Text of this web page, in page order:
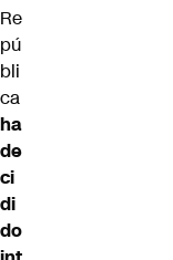
Re
pú
bli
ca
ha
de
ci
di
do